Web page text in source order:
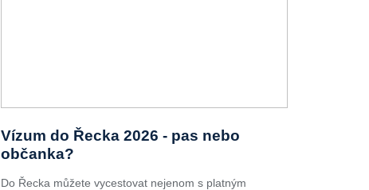
Vízum do Řecka 2026 - pas nebo
občanka?
Do Řecka můžete vycestovat nejenom s platným